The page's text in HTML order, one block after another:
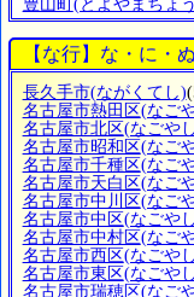
豊山町 (とよやまちょ
【な行】な・に・
長久手市(ながくてし)
名古屋市熱田区(なご
名古屋市北区(なごや
名古屋市昭和区(なご
名古屋市千種区(なご
名古屋市天白区(なご
名古屋市中川区(なご
名古屋市中区(なごや
名古屋市中村区(なご
名古屋市西区(なごや
名古屋市東区(なごや
名古屋市瑞穂区(なご